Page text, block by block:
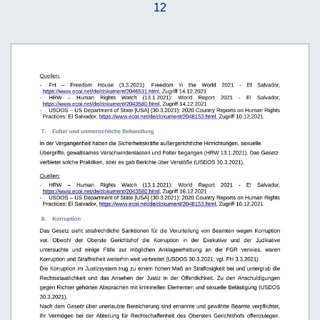
12
Quellen:
-
FH – Freedom House (3.3.2021): Freedom in the World 2021 - El
Salvador,
https://www.ecoi.net/de/dokument/2046511.html, Zugriff 14.12.2021
-
HRW – Human Rights Watch (13.1.2021): World Report 2021 - El
Salvador,
https://www.ecoi.net/de/dokument/2043580.html , Zugriff 14.12.2021
-
USDOS – US Department of State [USA] (30.3.2021): 2020 Country Reports on Human Rights
Practices: El Salvador, https://www.ecoi.net/de/dokument/2048153.html , Zugriff 10.12.2021
7.
Folter und unmenschliche Behandlung
In der Vergangenheit haben die Sicherheitskräfte außergerichtliche Hinrichtungen, sexuelle
Übergriffe, gewaltsames Verschwindenlassen und Folter begangen (HRW 13.1.2021). Das Gesetz
verbietet solche Praktiken, aber es gab Berichte über Verstöße (USDOS 30.3.2021).
Quellen:
-
HRW – Human Rights Watch (13.1.2021): World Report 2021 - El
Salvador,
https://www.ecoi.net/de/dokument/2043580.html , Zugriff 16.12.2021
-
USDOS – US Department of State [USA] (30.3.2021): 2020 Country Reports on Human Rights
Practices: El Salvador, https://www.ecoi.net/de/dokument/2048153.html, Zugriff 10.12.2021
8.
Korruption
Das Gesetz sieht strafrechtliche Sanktionen für die Verurteilung von Beamten wegen Korruption
vor.   Obwohl   der   Oberste   Gerichtshof   die   Korruption   in   der   Exekutive   und   der   Judikative
untersuchte   und   einige   Fälle   zur   möglichen   Anklageerhebung   an   die   FGR   verwies,   waren
Korruption und Straffreiheit weiterhin weit verbreitet (USDOS 30.3.2021; vgl. FH 3.3.2021).
Die Korruption im Justizsystem trug zu einem hohen Maß an Straflosigkeit bei und untergrub die
Rechtsstaatlichkeit   und   das  Ansehen   der   Justiz   in   der   Öffentlichkeit.   Zu   den  Anschuldigungen
gegen Richter gehörten Absprachen mit kriminellen Elementen und sexuelle Belästigung (USDOS
30.3.2021).
Nach dem Gesetz über unerlaubte Bereicherung sind ernannte und gewählte Beamte verpflichtet,
ihr Vermögen bei der Abteilung für Rechtschaffenheit des Obersten Gerichtshofs offenzulegen.